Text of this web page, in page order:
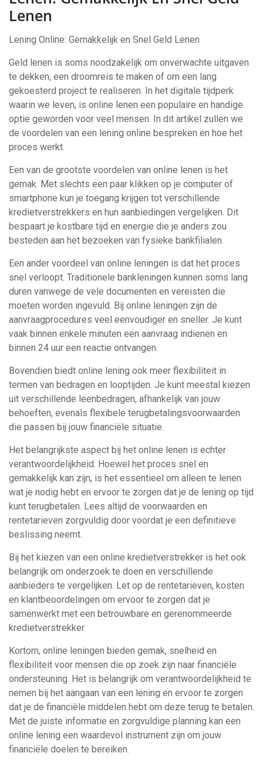
Lenen
Lening Online: Gemakkelijk en Snel Geld Lenen
Geld lenen is soms noodzakelijk om onverwachte uitgaven
te dekken, een droomreis te maken of om een lang
gekoesterd project te realiseren. In het digitale tijdperk
waarin we leven, is online lenen een populaire en handige
optie geworden voor veel mensen. In dit artikel zullen we
de voordelen van een lening online bespreken en hoe het
proces werkt.
Een van de grootste voordelen van online lenen is het
gemak. Met slechts een paar klikken op je computer of
smartphone kun je toegang krijgen tot verschillende
kredietverstrekkers en hun aanbiedingen vergelijken. Dit
bespaart je kostbare tijd en energie die je anders zou
besteden aan het bezoeken van fysieke bankfilialen.
Een ander voordeel van online leningen is dat het proces
snel verloopt. Traditionele bankleningen kunnen soms lang
duren vanwege de vele documenten en vereisten die
moeten worden ingevuld. Bij online leningen zijn de
aanvraagprocedures veel eenvoudiger en sneller. Je kunt
vaak binnen enkele minuten een aanvraag indienen en
binnen 24 uur een reactie ontvangen.
Bovendien biedt online lening ook meer flexibiliteit in
termen van bedragen en looptijden. Je kunt meestal kiezen
uit verschillende leenbedragen, afhankelijk van jouw
behoeften, evenals flexibele terugbetalingsvoorwaarden
die passen bij jouw financiële situatie.
Het belangrijkste aspect bij het online lenen is echter
verantwoordelijkheid. Hoewel het proces snel en
gemakkelijk kan zijn, is het essentieel om alleen te lenen
wat je nodig hebt en ervoor te zorgen dat je de lening op tijd
kunt terugbetalen. Lees altijd de voorwaarden en
rentetarieven zorgvuldig door voordat je een definitieve
beslissing neemt.
Bij het kiezen van een online kredietverstrekker is het ook
belangrijk om onderzoek te doen en verschillende
aanbieders te vergelijken. Let op de rentetarieven, kosten
en klantbeoordelingen om ervoor te zorgen dat je
samenwerkt met een betrouwbare en gerenommeerde
kredietverstrekker.
Kortom, online leningen bieden gemak, snelheid en
flexibiliteit voor mensen die op zoek zijn naar financiële
ondersteuning. Het is belangrijk om verantwoordelijkheid te
nemen bij het aangaan van een lening en ervoor te zorgen
dat je de financiële middelen hebt om deze terug te betalen.
Met de juiste informatie en zorgvuldige planning kan een
online lening een waardevol instrument zijn om jouw
financiële doelen te bereiken.